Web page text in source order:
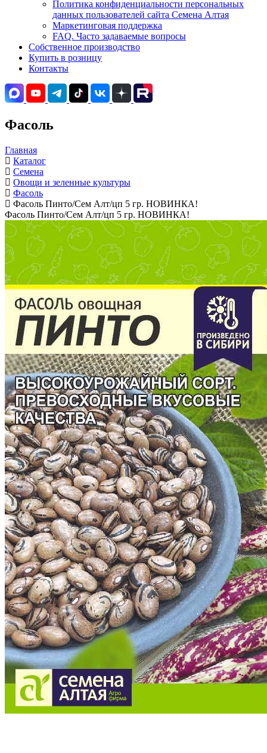
Политика конфиденциальности персональных
данных пользователей сайта Семена Алтая
Маркетинговая поддержка
FAQ. Часто задаваемые вопросы
Собственное производство
Купить в розницу
Контакты
Фасоль
Главная
Каталог
Семена
Овощи и зеленные культуры
Фасоль
Фасоль Пинто/Сем Алт/цп 5 гр. НОВИНКА!
Фасоль Пинто/Сем Алт/цп 5 гр. НОВИНКА!